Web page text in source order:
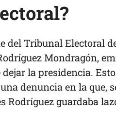
del Tribunal Electoral
Mondragón,
la presidencia. Esto
denuncia en la que,
Rodríguez guardaba